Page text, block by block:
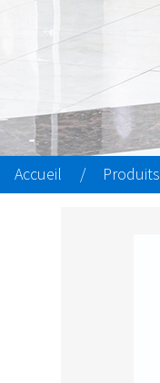
Accueil / Produits